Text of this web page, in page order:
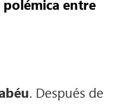
entre
. Después de